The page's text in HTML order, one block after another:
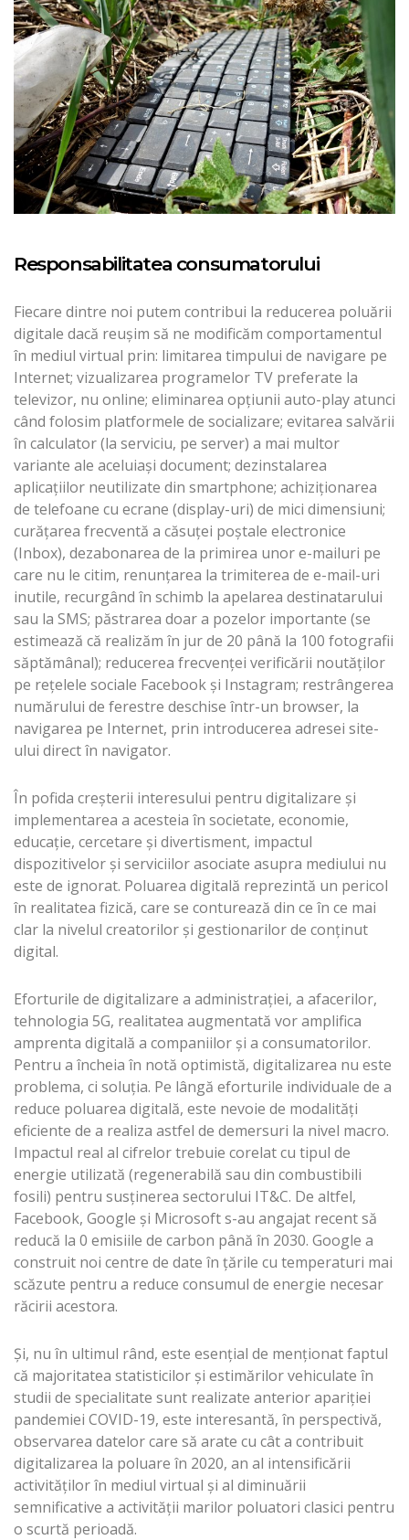
Responsabilitatea consumatorului
Fiecare dintre noi putem contribui la reducerea poluării
digitale dacă reușim să ne modificăm comportamentul
în mediul virtual prin: limitarea timpului de navigare pe
Internet; vizualizarea programelor TV preferate la
televizor, nu online; eliminarea opțiunii auto-play atunci
când folosim platformele de socializare; evitarea salvării
în calculator (la serviciu, pe server) a mai multor
variante ale aceluiași document; dezinstalarea
aplicațiilor neutilizate din smartphone; achiziționarea
de telefoane cu ecrane (display-uri) de mici dimensiuni;
curățarea frecventă a căsuței poștale electronice
(Inbox), dezabonarea de la primirea unor e-mailuri pe
care nu le citim, renunțarea la trimiterea de e-mail-uri
inutile, recurgând în schimb la apelarea destinatarului
sau la SMS; păstrarea doar a pozelor importante (se
estimează că realizăm în jur de 20 până la 100 fotografii
săptămânal); reducerea frecvenței verificării noutăților
pe rețelele sociale Facebook și Instagram; restrângerea
numărului de ferestre deschise într-un browser, la
navigarea pe Internet, prin introducerea adresei site-
ului direct în navigator.
În pofida creșterii interesului pentru digitalizare și
implementarea a acesteia în societate, economie,
educație, cercetare și divertisment, impactul
dispozitivelor și serviciilor asociate asupra mediului nu
este de ignorat. Poluarea digitală reprezintă un pericol
în realitatea fizică, care se conturează din ce în ce mai
clar la nivelul creatorilor și gestionarilor de conținut
digital.
Eforturile de digitalizare a administrației, a afacerilor,
tehnologia 5G, realitatea augmentată vor amplifica
amprenta digitală a companiilor și a consumatorilor.
Pentru a încheia în notă optimistă, digitalizarea nu este
problema, ci soluția. Pe lângă eforturile individuale de a
reduce poluarea digitală, este nevoie de modalități
eficiente de a realiza astfel de demersuri la nivel macro.
Impactul real al cifrelor trebuie corelat cu tipul de
energie utilizată (regenerabilă sau din combustibili
fosili) pentru susținerea sectorului IT&C. De altfel,
Facebook, Google și Microsoft s-au angajat recent să
reducă la 0 emisiile de carbon până în 2030. Google a
construit noi centre de date în țările cu temperaturi mai
scăzute pentru a reduce consumul de energie necesar
răcirii acestora.
Și, nu în ultimul rând, este esențial de menționat faptul
că majoritatea statisticilor și estimărilor vehiculate în
studii de specialitate sunt realizate anterior apariției
pandemiei COVID-19, este interesantă, în perspectivă,
observarea datelor care să arate cu cât a contribuit
digitalizarea la poluare în 2020, an al intensificării
activităților în mediul virtual și al diminuării
semnificative a activității marilor poluatori clasici pentru
o scurtă perioadă.